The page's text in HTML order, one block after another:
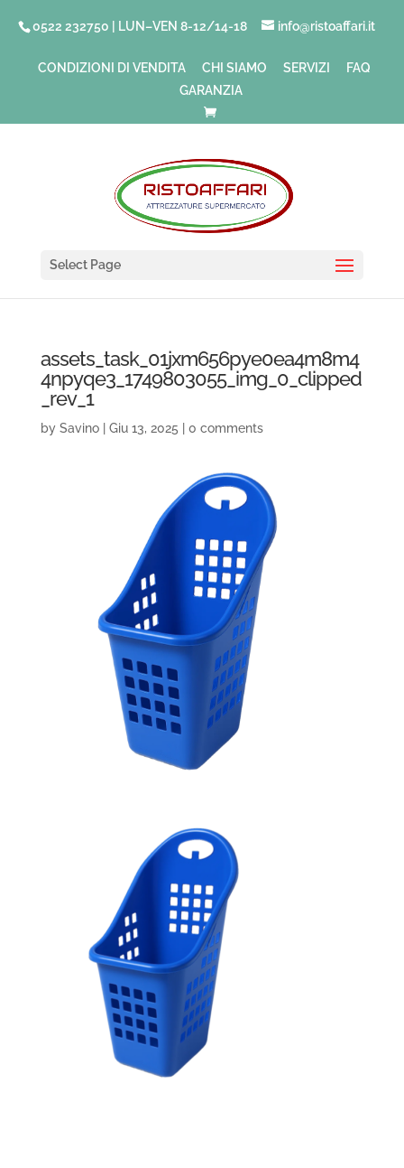
0522 232750 | LUN–VEN 8-12/14-18 info@ristoaffari.it
CONDIZIONI DI VENDITA CHI SIAMO SERVIZI
FAQ
GARANZIA
Select Page
assets_task_01jxm656pye0ea4m8m4
4npyqe3_1749803055_img_0_clipped
_rev_1
by Savino| Giu 13, 2025 0 comments